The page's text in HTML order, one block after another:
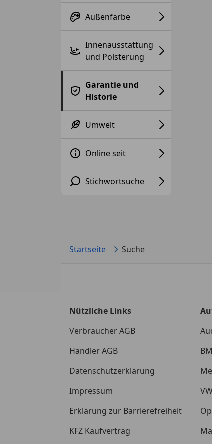
Außenfarbe
Innenausstattung
und Polsterung
Garantie und
Historie
Umwelt
Online seit
Stichwortsuche
Startseite Suche
Nützliche Links
Verbraucher AGB
Händler AGB
Datenschutzerklärung
Impressum
Erklärung zur Barrierefreiheit
KFZ Kaufvertrag